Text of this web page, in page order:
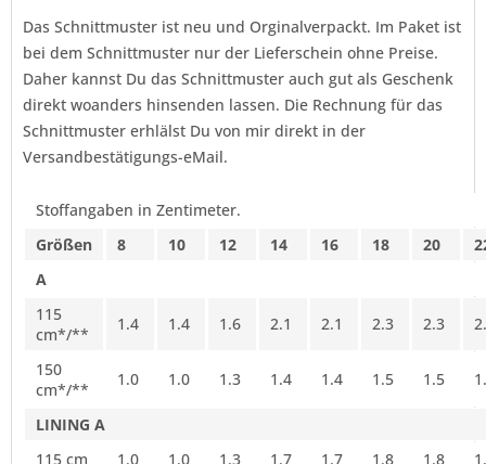
Das Schnittmuster ist neu und Orginalverpackt. Im Paket ist
bei dem Schnittmuster nur der Lieferschein ohne Preise.
Daher kannst Du das Schnittmuster auch gut als Geschenk
direkt woanders hinsenden lassen. Die Rechnung für das
Schnittmuster erhlälst Du von mir direkt in der
Versandbestätigungs-eMail.
Stoffangaben in Zentimeter.
Größen
8 10 12 14 16 18 20
A
115
cm*/**
1.4 1.4 1.6 2.1 2.1 2.3 2.3
150
cm*/**
1.0 1.0 1.3 1.4 1.4 1.5 1.5
LINING A
115 cm
1.0 1.0 1.3 1.7 1.7 1.8 1.8